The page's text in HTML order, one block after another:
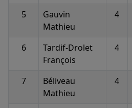
5
Gauvin
Mathieu
4
6
Tardif-Drolet
François
4
7
Béliveau
Mathieu
4